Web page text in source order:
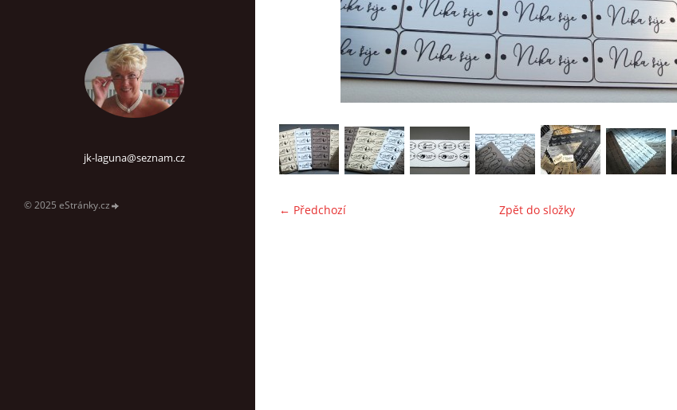
jk-laguna@seznam.cz
© 2025 eStránky.cz ← Předchozí Zpět do složky